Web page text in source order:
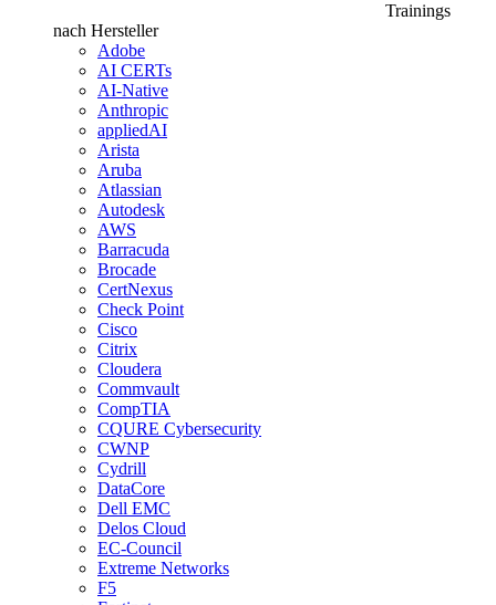
Trainings
nach Hersteller
Adobe
AI CERTs
AI-Native
Anthropic
appliedAI
Arista
Aruba
Atlassian
Autodesk
AWS
Barracuda
Brocade
CertNexus
Check Point
Cisco
Citrix
Cloudera
Commvault
CompTIA
CQURE Cybersecurity
CWNP
Cydrill
DataCore
Dell EMC
Delos Cloud
EC-Council
Extreme Networks
F5